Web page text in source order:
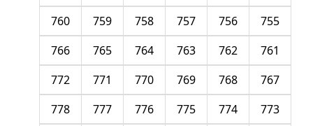
755
756
757
758
759
760
761
762
763
764
765
766
767
768
769
770
771
772
773
774
775
776
777
778